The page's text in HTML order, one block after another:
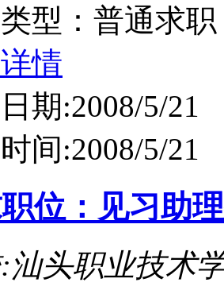
型：普通求职
情
期:2008/5/21
间:2008/5/21
位：见习助
汕头职业技术